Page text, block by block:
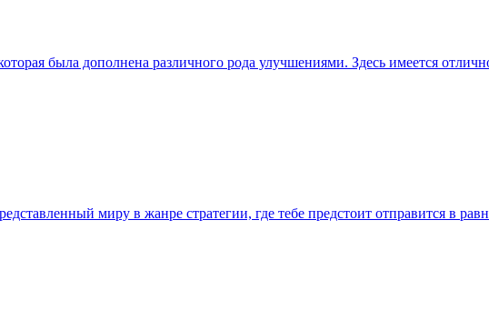
была дополнена различного рода улучшениями. Здесь имеется
миру в жанре стратегии, где тебе предстоит отправится в